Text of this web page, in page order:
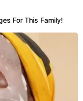
For This Family!